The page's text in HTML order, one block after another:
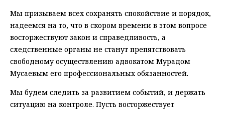
Мы призываем всех сохранять спокойствие и порядок,
надеемся на то, что в скором времени в этом вопросе
восторжествуют закон и справедливость, а
следственные органы не станут препятствовать
свободному осуществлению адвокатом Мурадом
Мусаевым его профессиональных обязанностей.
Мы будем следить за развитием событий, и держать
ситуацию на контроле. Пусть восторжествует